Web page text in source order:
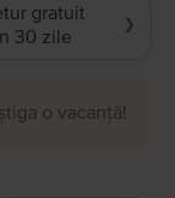
gratuit
30 zile
❯
o vacanță!